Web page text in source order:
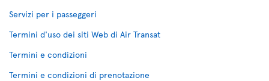
Servizi per i passeggeri
Termini d'uso dei siti Web di Air Transat
Termini e condizioni
Termini e condizioni di prenotazione